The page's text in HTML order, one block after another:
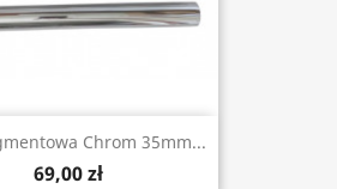
Chrom 35mm...
69,00 zł